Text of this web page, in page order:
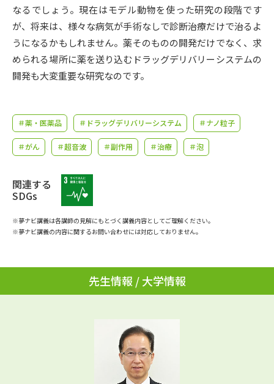
学問発見 学問検索
大学で学びたい学問発見
学問のミニ講義「夢ナビ講義」 学問分野解説
学問の教科書 夢ナビライブ
個人情報取扱規定
なるでしょう。現在はモデル動物を使った研究の段階です
が、将来は、様々な病気が手術なしで診断治療だけで治るよ
うになるかもしれません。薬そのものの開発だけでなく、求
められる場所に薬を送り込むドラッグデリバリーシステムの
開発も大変重要な研究なのです。
＃薬・医薬品 ＃ドラッグデリバリーシステム ＃ナノ粒子
＃がん ＃超音波 ＃副作用 ＃治療 ＃泡
関連する
SDGs
※夢ナビ講義は各講師の見解にもとづく講義内容としてご理解ください。
※夢ナビ講義の内容に関するお問い合わせには対応しておりません。
先生情報 / 大学情報